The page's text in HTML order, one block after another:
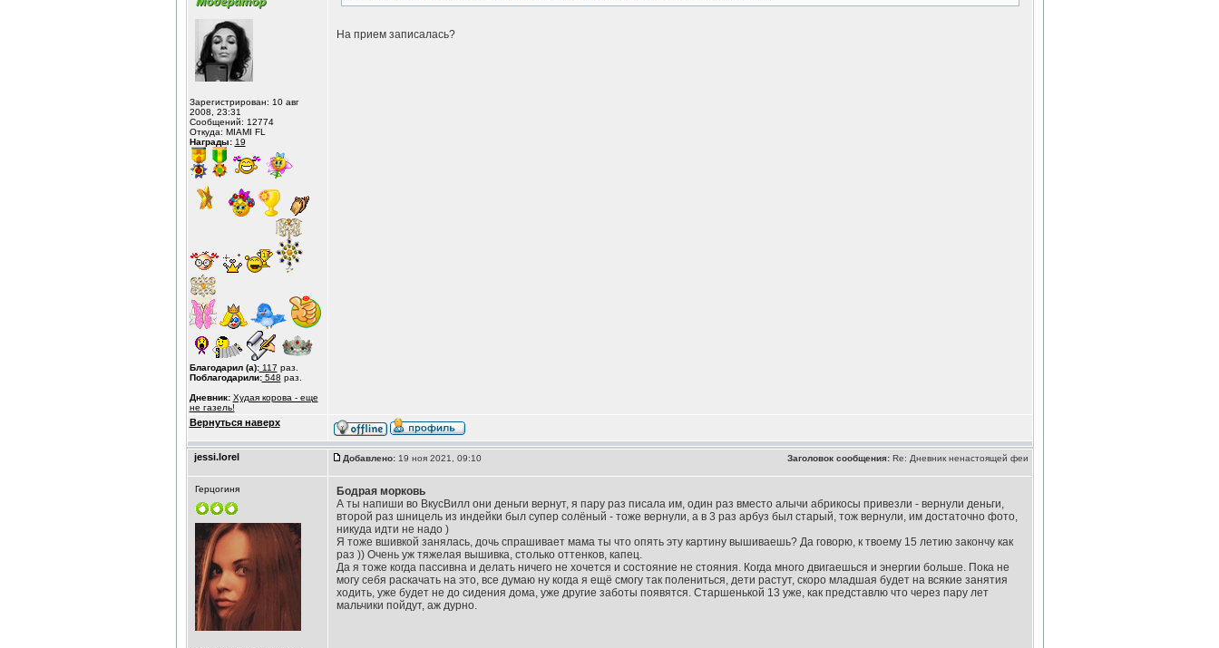
Зарегистрирован: 10 авг
2008, 23:31
Сообщений: 12774
Откуда: MIAMI FL
Награды: 19
Благодарил (а):117 раз.
Поблагодарили:548 раз.
Дневник: Худая корова - еще
не газель!
На прием записалась?
Вернуться наверх
jessi.lorel Заголовок сообщения:Re: Дневник ненастоящей феи
Добавлено:19 ноя 2021, 09:10
Герцогиня
Бодрая морковь
А ты напиши во ВкусВилл они деньги вернут, я пару раз писала им, один раз вместо алычи абрикосы привезли - вернули деньги,
второй раз шницель из индейки был супер солёный - тоже вернули, а в 3 раз арбуз был старый, тож вернули, им достаточно фото,
никуда идти не надо )
Я тоже вшивкой занялась, дочь спрашивает мама ты что опять эту картину вышиваешь? Да говорю, к твоему 15 летию закончу как
раз )) Очень уж тяжелая вышивка, столько оттенков, капец.
Да я тоже когда пассивна и делать ничего не хочется и состояние не стояния. Когда много двигаешься и энергии больше. Пока не
могу себя раскачать на это, все думаю ну когда я ещё смогу так полениться, дети растут, скоро младшая будет на всякие занятия
ходить, уже будет не до сидения дома, уже другие заботы появятся. Старшенькой 13 уже, как представлю что через пару лет
мальчики пойдут, аж дурно.